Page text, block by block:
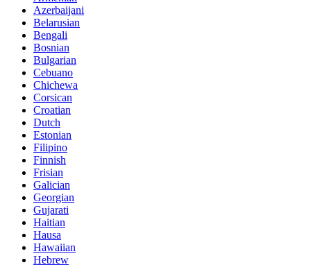
Azerbaijani
Belarusian
Bengali
Bosnian
Bulgarian
Cebuano
Chichewa
Corsican
Croatian
Dutch
Estonian
Filipino
Finnish
Frisian
Galician
Georgian
Gujarati
Haitian
Hausa
Hawaiian
Hebrew